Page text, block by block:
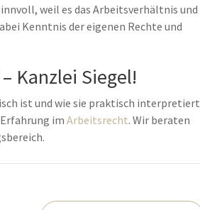
weil es das Arbeitsverhältnis und
Kenntnis der eigenen Rechte und
Kanzlei Siegel!
ist und wie sie praktisch interpretiert
im Arbeitsrecht. Wir beraten